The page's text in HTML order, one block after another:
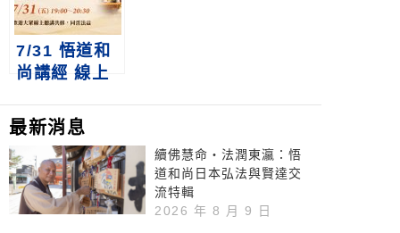
7/31 悟道和
尚講經 線上
善業道經講記
節要
最新消息
續佛慧命‧法潤東瀛：悟
道和尚日本弘法與賢達交
流特輯
2026 年 8 月 9 日